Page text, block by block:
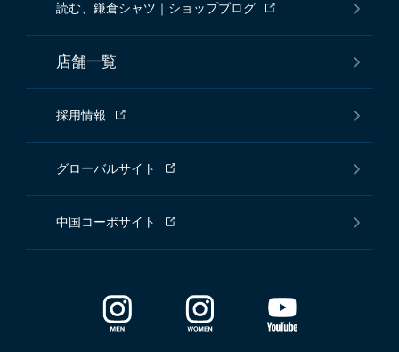
読む、鎌倉シャツ｜ショップブログ
店舗一覧
採用情報
グローバルサイト
中国コーポサイト